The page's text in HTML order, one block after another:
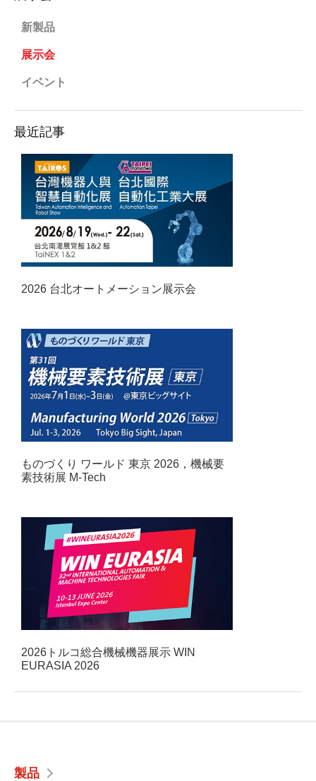
新製品
展示会
イベント
最近記事
2026 台北オートメーション展示会
ものづくり ワールド 東京 2026，機械要
素技術展 M-Tech
2026トルコ総合機械機器展示 WIN
EURASIA 2026
製品